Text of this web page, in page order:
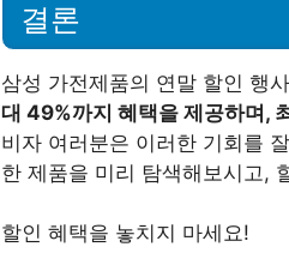
결론
삼성 가전제품의 연말 할인 행
대 49%까지 혜택을 제공하며,
비자 여러분은 이러한 기회를
한 제품을 미리 탐색해보시고,
할인 혜택을 놓치지 마세요!